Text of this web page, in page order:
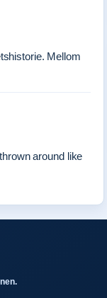
Mellom
around like